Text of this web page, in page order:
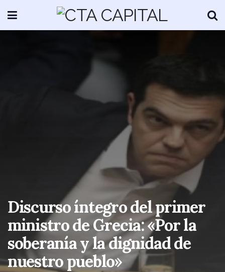
Discurso íntegro del primer
ministro de Grecia: «Por la
soberanía y la dignidad de
nuestro pueblo»